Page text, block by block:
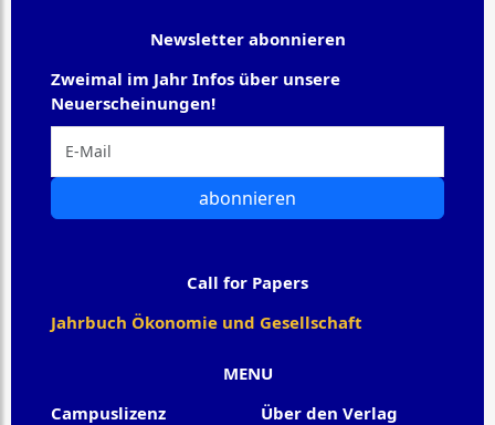
MENU
Campuslizenz
Über den Verlag
Newsletter abonnieren
Zweimal im Jahr Infos über unsere
Neuerscheinungen!
abonnieren
Call for Papers
Jahrbuch Ökonomie und Gesellschaft